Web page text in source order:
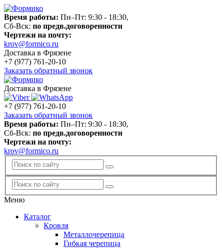
Время работы: Пн–Пт: 9:30 - 18:30,
Сб-Вск: по предв.договоренности
Чертежи на почту:
krov@formico.ru
Доставка в Фрязене
+7 (977) 761-20-10
Заказать обратный звонок
Доставка в Фрязене
+7 (977) 761-20-10
Заказать обратный звонок
Время работы: Пн–Пт: 9:30 - 18:30,
Сб-Вск: по предв.договоренности
Чертежи на почту:
krov@formico.ru
Меню
Каталог
Кровля
Металлочерепица
Гибкая черепица